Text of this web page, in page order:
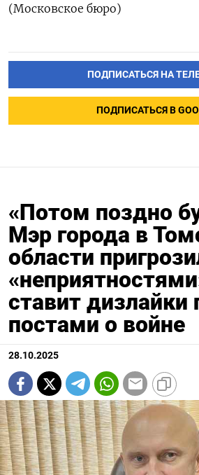
(Московское бюро)
ПОДПИСАТЬСЯ НА
ПОДПИСАТЬСЯ В
«Потом поздно
Мэр города в
области
ставит дизлайки
постами о войне
28.10.2025